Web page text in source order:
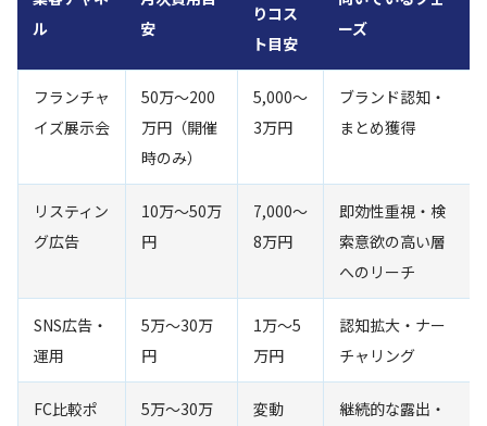
ル
安
りコス
ト目安
ーズ
フランチャ
イズ展示会
50万〜200
万円（開催
時のみ）
5,000〜
3万円
ブランド認知・
まとめ獲得
リスティン
グ広告
10万〜50万
円
7,000〜
8万円
即効性重視・検
索意欲の高い層
へのリーチ
SNS広告・
運用
5万〜30万
円
1万〜5
万円
認知拡大・ナー
チャリング
FC比較ポ
5万〜30万
変動
継続的な露出・